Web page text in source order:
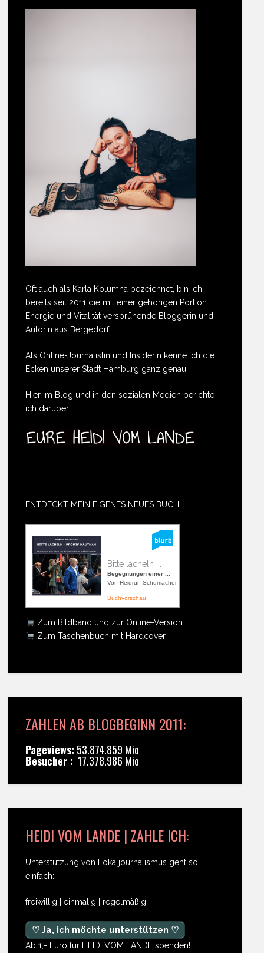
Oft auch als Karla Kolumna bezeichnet, bin ich
bereits seit 2011 die mit einer gehörigen Portion
Energie und Vitalität versprühende Bloggerin und
Autorin aus Bergedorf.
Als Online-Journalistin und Insiderin kenne ich die
Ecken unserer Stadt Hamburg ganz genau.
Hier im Blog und in den sozialen Medien berichte
ich darüber.
ENTDECKT MEIN EIGENES NEUES BUCH:
Bitte lächeln ...
Begegnungen einer ...
Von Heidrun Schumacher
Buchvorschau
Zum Bildband und zur Online-Version
Zum Taschenbuch mit Hardcover
ZAHLEN AB BLOGBEGINN 2011:
Pageviews: 53.874.859 Mio
Besucher : 17.378.986 Mio
HEIDI VOM LANDE | ZAHLE ICH:
Unterstützung von Lokaljournalismus geht so
einfach:
freiwillig | einmalig | regelmäßig
♡ Ja, ich möchte unterstützen ♡
Ab 1,- Euro für HEIDI VOM LANDE spenden!